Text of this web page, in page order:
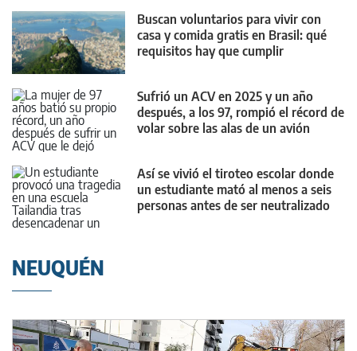
Buscan voluntarios para vivir con
casa y comida gratis en Brasil: qué
requisitos hay que cumplir
Sufrió un ACV en 2025 y un año
después, a los 97, rompió el récord de
volar sobre las alas de un avión
Así se vivió el tiroteo escolar donde
un estudiante mató al menos a seis
personas antes de ser neutralizado
NEUQUÉN